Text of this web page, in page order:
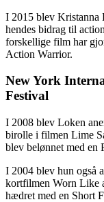
I 2015 blev Kristanna
hendes bidrag til
forskellige film har
Action Warrior.
New York
Festival
I 2008 blev Loken
birolle i filmen Lime
blev belønnet med en
I 2004 blev hun også
kortfilmen Worn Like
hædret med en Short